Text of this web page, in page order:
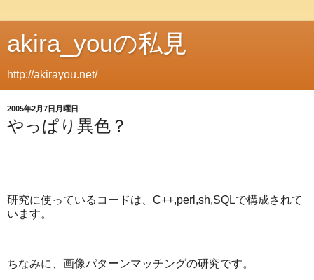
akira_youの私見
http://akirayou.net/
2005年2月7日月曜日
やっぱり異色？
研究に使っているコードは、C++,perl,sh,SQLで構成されて
います。
ちなみに、画像パターンマッチングの研究です。